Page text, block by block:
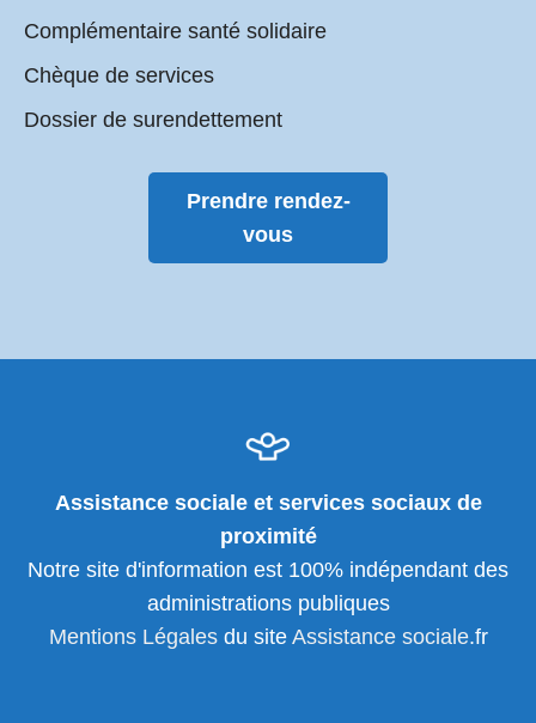
Complémentaire santé solidaire
Chèque de services
Dossier de surendettement
Prendre rendez-
vous
Assistance sociale et services sociaux de
proximité
Notre site d'information est 100% indépendant des
administrations publiques
Mentions Légalesdu site Assistance sociale.fr